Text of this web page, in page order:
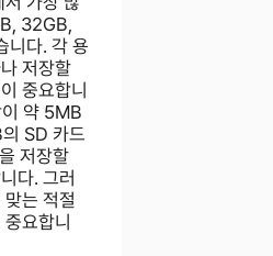
32GB,
니다. 각 용
저장할
중요합니
약 5MB
SD 카드
저장할
다. 그러
는 적절
요합니